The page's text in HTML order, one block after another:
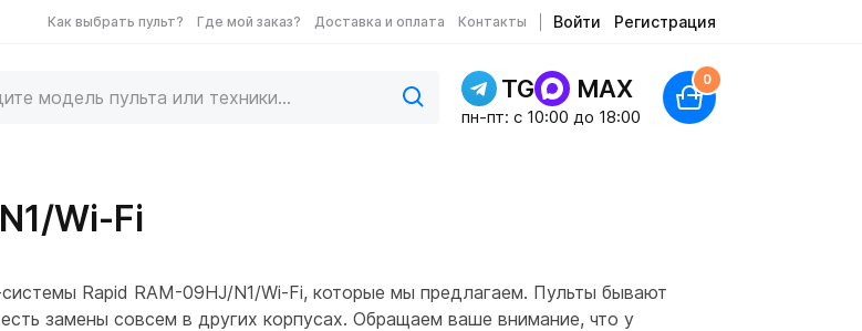
Как выбрать пульт? Где мой заказ? Доставка и оплата Контакты Войти Регистрация
TG MAX
пн-пт: c 10:00 до 18:00
0
Wi-Fi
Rapid RAM-09HJ/N1/Wi-Fi, которые мы предлагаем. Пульты бывают
замены совсем в других корпусах. Обращаем ваше внимание, что у